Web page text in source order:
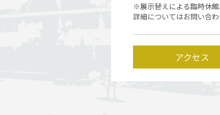
※展示替えによる臨時休館
詳細についてはお問い合わ
アクセス